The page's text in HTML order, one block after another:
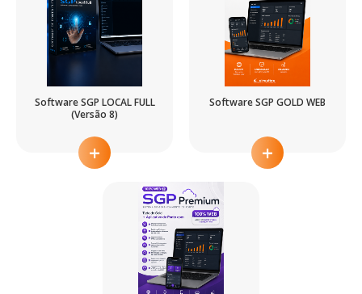
Software SGP LOCAL FULL
(Versão 8)
+
Software SGP GOLD WEB
+